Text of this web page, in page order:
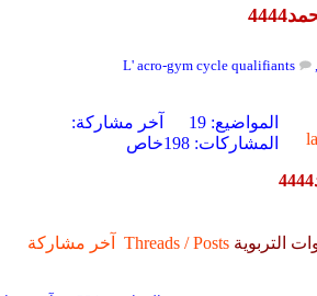
,
L' acro-gym cycle qualifiants
المواضيع: 19
المشاركات: 198
آخر مشاركة:
خاص
Threads / Posts آخر مشاركة